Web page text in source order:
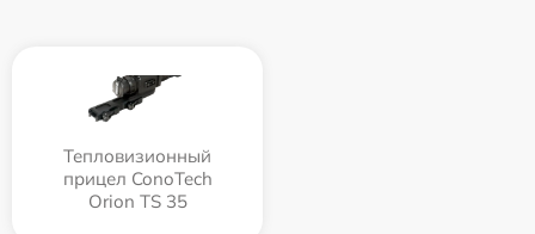
Тепловизионный
прицел ConoTech
Orion TS 35